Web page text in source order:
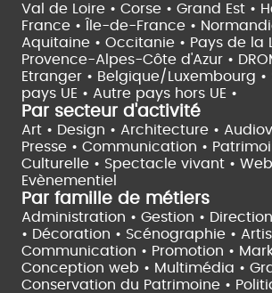
Val de Loire • Corse • Grand Est •
France •
Île-de-France •
Aquitaine • Occitanie • Pays de la
Provence-Alpes-Côte d'Azur •
Etranger • Belgique/Luxembourg •
pays UE • Autre pays hors UE •
Par secteur d'activité
Art • Design • Architecture •
Presse • Communication •
Culturelle • Spectacle vivant •
Evènementiel
Par famille de métiers
Administration • Gestion •
• Décoration • Scénographie •
Communication • Promotion •
Conception web • Multimédia •
Conservation du Patrimoine •